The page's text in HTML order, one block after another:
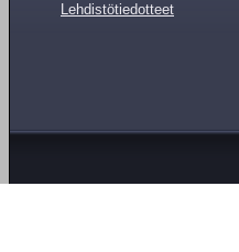
Lehdistötiedotteet